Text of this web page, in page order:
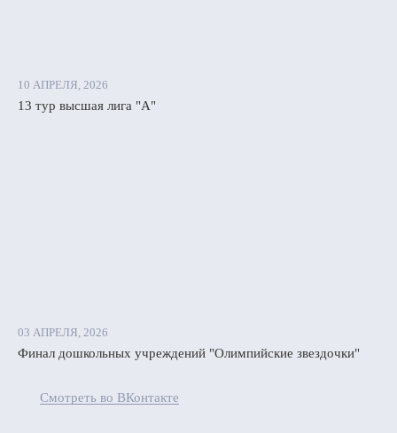
10 АПРЕЛЯ, 2026
13 тур высшая лига "А"
03 АПРЕЛЯ, 2026
Финал дошкольных учреждений "Олимпийские звездочки"
Смотреть во ВКонтакте